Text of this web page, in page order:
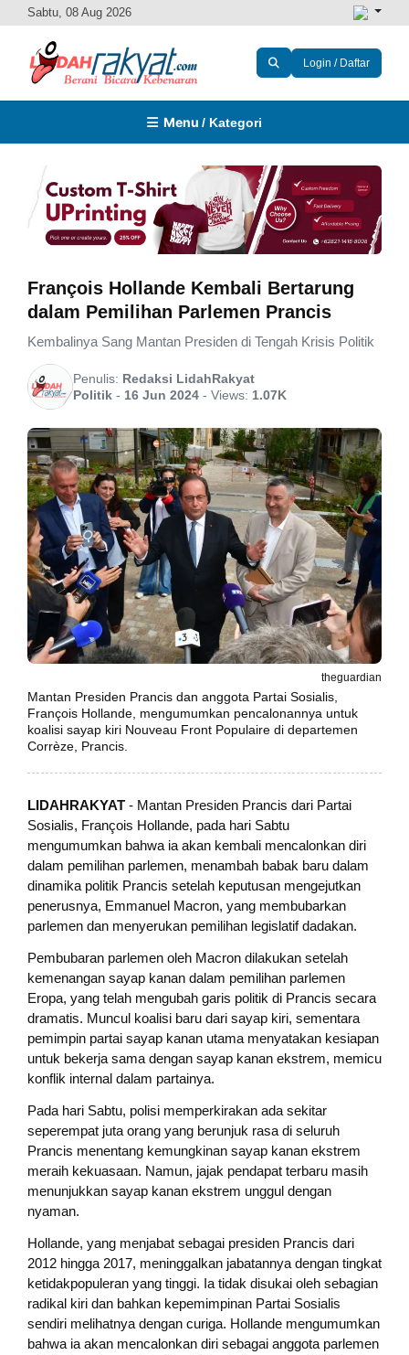
Sabtu, 08 Aug 2026
Login / Daftar
Menu / Kategori
François Hollande Kembali Bertarung
dalam Pemilihan Parlemen Prancis
Kembalinya Sang Mantan Presiden di Tengah Krisis Politik
Penulis: Redaksi LidahRakyat
Politik - 16 Jun 2024 - Views: 1.07K
theguardian
Mantan Presiden Prancis dan anggota Partai Sosialis,
François Hollande, mengumumkan pencalonannya untuk
koalisi sayap kiri Nouveau Front Populaire di departemen
Corrèze, Prancis.
LIDAHRAKYAT - Mantan Presiden Prancis dari Partai
Sosialis, François Hollande, pada hari Sabtu
mengumumkan bahwa ia akan kembali mencalonkan diri
dalam pemilihan parlemen, menambah babak baru dalam
dinamika politik Prancis setelah keputusan mengejutkan
penerusnya, Emmanuel Macron, yang membubarkan
parlemen dan menyerukan pemilihan legislatif dadakan.
Pembubaran parlemen oleh Macron dilakukan setelah
kemenangan sayap kanan dalam pemilihan parlemen
Eropa, yang telah mengubah garis politik di Prancis secara
dramatis. Muncul koalisi baru dari sayap kiri, sementara
pemimpin partai sayap kanan utama menyatakan kesiapan
untuk bekerja sama dengan sayap kanan ekstrem, memicu
konflik internal dalam partainya.
Pada hari Sabtu, polisi memperkirakan ada sekitar
seperempat juta orang yang berunjuk rasa di seluruh
Prancis menentang kemungkinan sayap kanan ekstrem
meraih kekuasaan. Namun, jajak pendapat terbaru masih
menunjukkan sayap kanan ekstrem unggul dengan
nyaman.
Hollande, yang menjabat sebagai presiden Prancis dari
2012 hingga 2017, meninggalkan jabatannya dengan tingkat
ketidakpopuleran yang tinggi. Ia tidak disukai oleh sebagian
radikal kiri dan bahkan kepemimpinan Partai Sosialis
sendiri melihatnya dengan curiga. Hollande mengumumkan
bahwa ia akan mencalonkan diri sebagai anggota parlemen